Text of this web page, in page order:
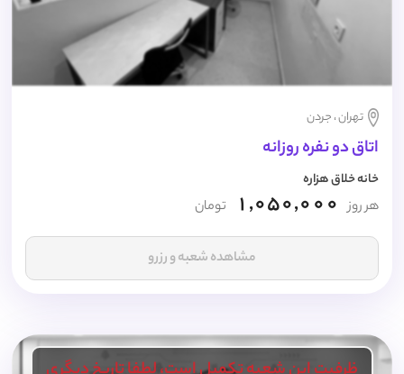
تهران ، جردن
اتاق دو نفره روزانه
خانه خلاق هزاره
هر روز 1,050,000 تومان
مشاهده شعبه و رزرو